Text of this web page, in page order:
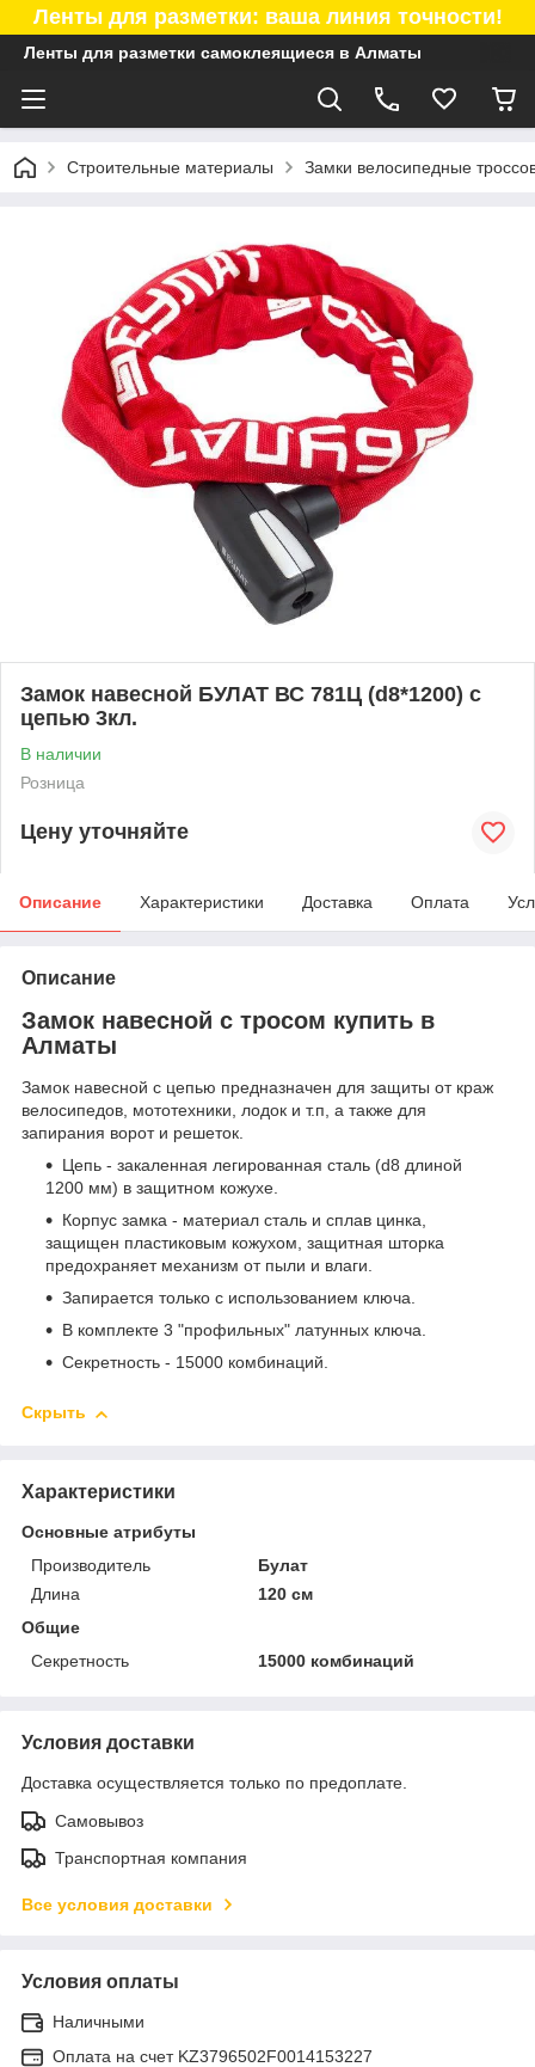
Ленты для разметки: ваша линия точности!
Ленты для разметки самоклеящиеся в Алматы
Строительные материалы Замки велосипедные
Замок навесной БУЛАТ ВС 781Ц (d8*1200) с
цепью 3кл.
В наличии
Розница
Цену уточняйте
Описание Характеристики Доставка Оплата
Описание
Замок навесной с тросом купить в
Алматы
Замок навесной с цепью предназначен для защиты от краж
велосипедов, мототехники, лодок и т.п, а также для
запирания ворот и решеток.
Цепь - закаленная легированная сталь (d8 длиной
1200 мм) в защитном кожухе.
Корпус замка - материал сталь и сплав цинка,
защищен пластиковым кожухом, защитная шторка
предохраняет механизм от пыли и влаги.
Запирается только с использованием ключа.
В комплекте 3 "профильных" латунных ключа.
Секретность - 15000 комбинаций.
Скрыть
Характеристики
Основные атрибуты
Производитель
Булат
Длина
120 см
Общие
Секретность
15000 комбинаций
Условия доставки
Доставка осуществляется только по предоплате.
Самовывоз
Транспортная компания
Все условия доставки
Условия оплаты
Наличными
Оплата на счет KZ3796502F0014153227